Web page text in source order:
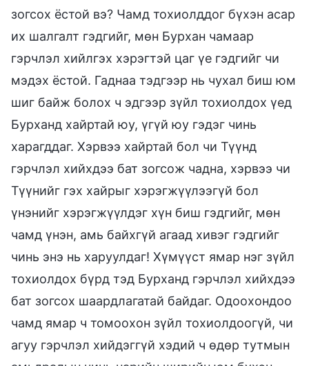
зогсох ёстой вэ? Чамд тохиолддог бүхэн асар
их шалгалт гэдгийг, мөн Бурхан чамаар
гэрчлэл хийлгэх хэрэгтэй цаг үе гэдгийг чи
мэдэх ёстой. Гаднаа тэдгээр нь чухал биш юм
шиг байж болох ч эдгээр зүйл тохиолдох үед
Бурханд хайртай юу, үгүй юу гэдэг чинь
харагддаг. Хэрвээ хайртай бол чи Түүнд
гэрчлэл хийхдээ бат зогсож чадна, хэрвээ чи
Түүнийг гэх хайрыг хэрэгжүүлээгүй бол
үнэнийг хэрэгжүүлдэг хүн биш гэдгийг, мөн
чамд үнэн, амь байхгүй агаад хивэг гэдгийг
чинь энэ нь харуулдаг! Хүмүүст ямар нэг зүйл
тохиолдох бүрд тэд Бурханд гэрчлэл хийхдээ
бат зогсох шаардлагатай байдаг. Одоохондоо
чамд ямар ч томоохон зүйл тохиолдоогүй, чи
агуу гэрчлэл хийдэггүй хэдий ч өдөр тутмын